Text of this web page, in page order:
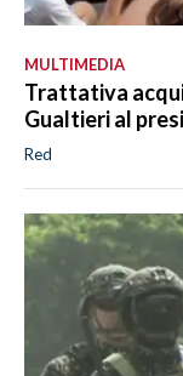
MULTIMEDIA
Trattativa
Gualtieri al
Red